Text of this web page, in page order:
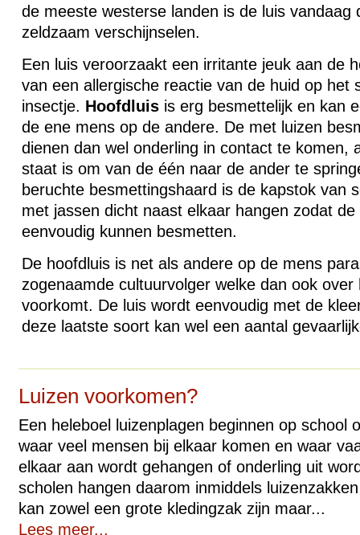
de meeste westerse landen is de luis vandaag
zeldzaam verschijnselen.
Een luis veroorzaakt een irritante jeuk aan de
van een allergische reactie van de huid op het
insectje. Hoofdluisis erg besmettelijk en kan
de ene mens op de andere. De met luizen
dienen dan wel onderling in contact te komen,
staat is om van de één naar de ander te
beruchte besmettingshaard is de kapstok van
met jassen dicht naast elkaar hangen zodat
eenvoudig kunnen besmetten.
De hoofdluis is net als andere op de mens
zogenaamde cultuurvolger welke dan ook over
voorkomt. De luis wordt eenvoudig met de
deze laatste soort kan wel een aantal
Luizen voorkomen?
Een heleboel luizenplagen beginnen op school
waar veel mensen bij elkaar komen en waar
elkaar aan wordt gehangen of onderling uit
scholen hangen daarom inmiddels
kan zowel een grote kledingzak zijn maar...
Lees meer...